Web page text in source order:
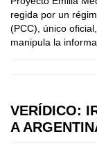
regida por un
(PCC), único
manipula la
VERÍDICO:
A